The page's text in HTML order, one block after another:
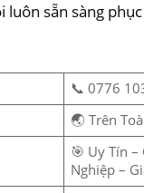
luôn sẵn sàng
📞 0776
🌏 Trên
🎯 Uy Tín –
Nghiệp –